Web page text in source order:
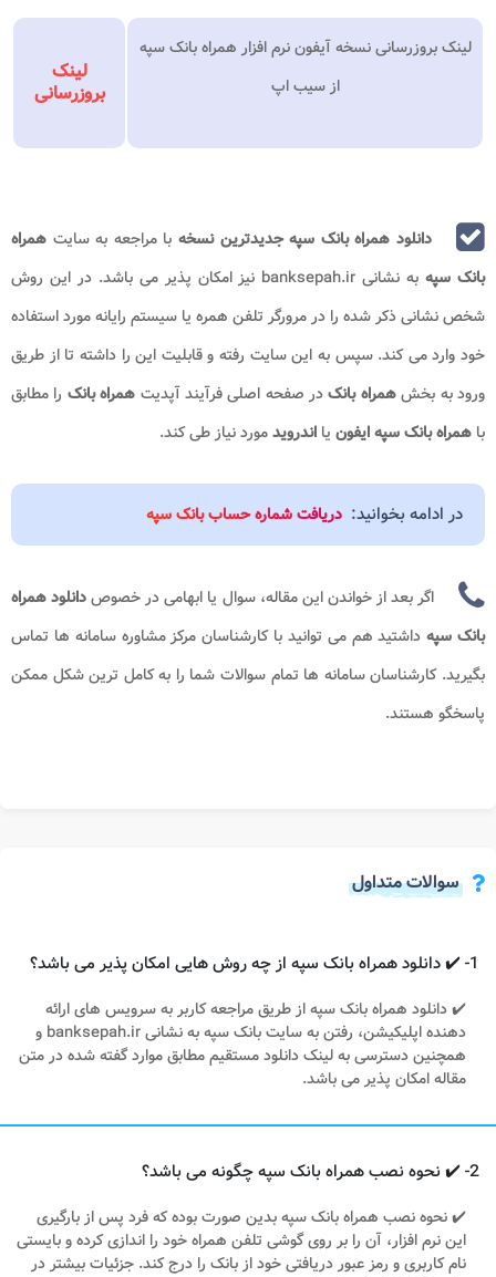
لینک بروزرسانی نسخه آیفون نرم افزار همراه بانک سپه
از سیب اپ
لینک
بروزرسانی
دانلود همراه بانک سپه جدیدترین نسخه با مراجعه به سایت همراه
بانک سپه
به نشانی banksepah.ir نیز امکان پذیر می باشد. در این روش
شخص نشانی ذکر شده را در مرورگر تلفن همره یا سیستم رایانه مورد استفاده
خود وارد می کند. سپس به این سایت رفته و قابلیت این را داشته تا از طریق
ورود به بخشهمراه بانکدر صفحه اصلی فرآیند آپدیت همراه بانک را مطابق
با همراه بانک سپه ایفون یا اندرویدمورد نیاز طی کند.
در ادامه بخوانید: دریافت شماره حساب بانک سپه
اگر بعد از خواندن این مقاله، سوال یا ابهامی در خصوصدانلود همراه
بانک سپهداشتید هم می توانید با کارشناسان مرکز مشاوره سامانه ها تماس
بگیرید. کارشناسان سامانه ها تمام سوالات شما را به کامل ترین شکل ممکن
پاسخگو هستند.
سوالات متداول
1- ✔️ دانلود همراه بانک سپه از چه روش هایی امکان پذیر می باشد؟
✔️ دانلود همراه بانک سپه از طریق مراجعه کاربر به سرویس های ارائه
دهنده اپلیکیشن، رفتن به سایت بانک سپه به نشانی banksepah.ir و
همچنین دسترسی به لینک دانلود مستقیم مطابق موارد گفته شده در متن
مقاله امکان پذیر می باشد.
2- ✔️ نحوه نصب همراه بانک سپه چگونه می باشد؟
✔️ نحوه نصب همراه بانک سپه بدین صورت بوده که فرد پس از بارگیری
این نرم افزار، آن را بر روی گوشی تلفن همراه خود را اندازی کرده و بایستی
نام کاربری و رمز عبور دریافتی خود از بانک را درج کند. جزئیات بیشتر در